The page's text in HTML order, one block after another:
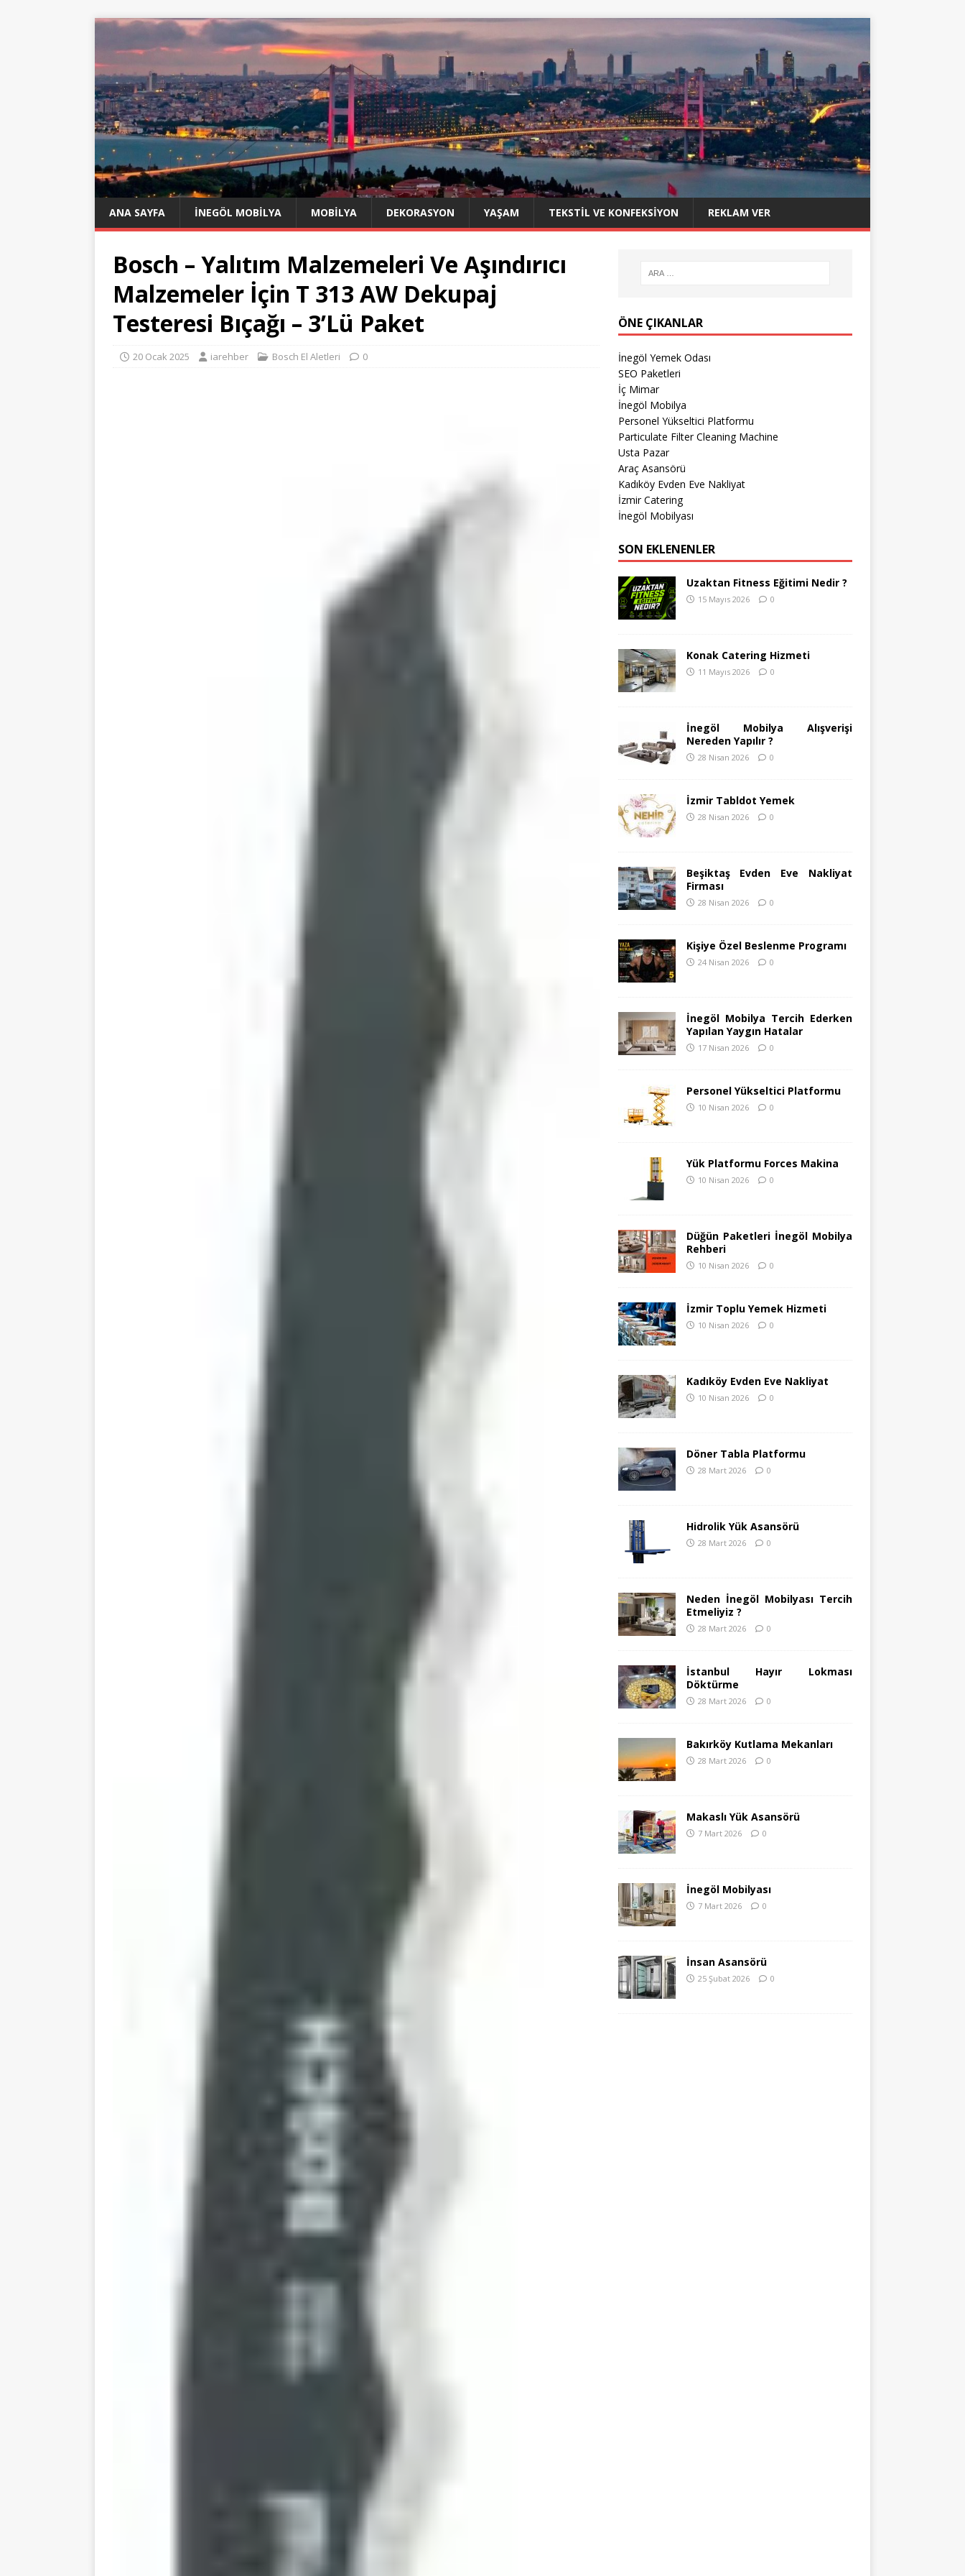
ANA SAYFA İNEGÖL MOBILYA MOBILYA DEKORASYON YAŞAM TEKSTIL VE KONFEKSIYON REKLAM VER
Bosch – Yalıtım Malzemeleri Ve Aşındırıcı
Malzemeler İçin T 313 AW Dekupaj
Testeresi Bıçağı – 3’Lü Paket
20 Ocak 2025 iarehber Bosch El Aletleri 0
ÖNE ÇIKANLAR
İnegöl Yemek Odası
SEO Paketleri
İç Mimar
İnegöl Mobilya
Personel Yükseltici Platformu
Particulate Filter Cleaning Machine
Usta Pazar
Araç Asansörü
Kadıköy Evden Eve Nakliyat
İzmir Catering
İnegöl Mobilyası
SON EKLENENLER
Uzaktan Fitness Eğitimi Nedir ?
15 Mayıs 2026 0
Konak Catering Hizmeti
11 Mayıs 2026 0
İnegöl Mobilya Alışverişi
Nereden Yapılır ?
28 Nisan 2026 0
İzmir Tabldot Yemek
28 Nisan 2026 0
Beşiktaş Evden Eve Nakliyat
Firması
28 Nisan 2026 0
Kişiye Özel Beslenme Programı
24 Nisan 2026 0
İnegöl Mobilya Tercih Ederken
Yapılan Yaygın Hatalar
17 Nisan 2026 0
Personel Yükseltici Platformu
10 Nisan 2026 0
Yük Platformu Forces Makina
10 Nisan 2026 0
Düğün Paketleri İnegöl Mobilya
Rehberi
10 Nisan 2026 0
İzmir Toplu Yemek Hizmeti
10 Nisan 2026 0
Kadıköy Evden Eve Nakliyat
10 Nisan 2026 0
Döner Tabla Platformu
28 Mart 2026 0
Hidrolik Yük Asansörü
28 Mart 2026 0
Neden İnegöl Mobilyası Tercih
Etmeliyiz ?
28 Mart 2026 0
İstanbul Hayır Lokması
Döktürme
28 Mart 2026 0
Bakırköy Kutlama Mekanları
28 Mart 2026 0
Makaslı Yük Asansörü
7 Mart 2026 0
İnegöl Mobilyası
7 Mart 2026 0
İnsan Asansörü
25 Şubat 2026 0